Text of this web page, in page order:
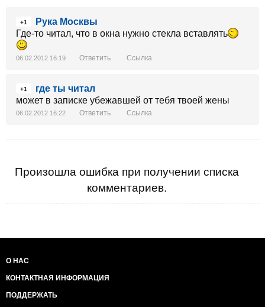
+1
Рука Москвы
Где-то читал, что в окна нужно стекла вставлять
06.02.2012 16:19 Ответить Ссылка
+1
где ты читал
может в записке убежавшей от тебя твоей жены
06.02.2012 16:22 Ответить Ссылка
Произошла ошибка при получении списка
комментариев.
О НАС
КОНТАКТНАЯ ИНФОРМАЦИЯ
ПОДДЕРЖАТЬ